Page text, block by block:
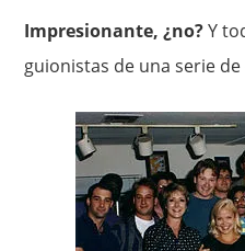
Impresionante, ¿no?Y
guionistas de una serie